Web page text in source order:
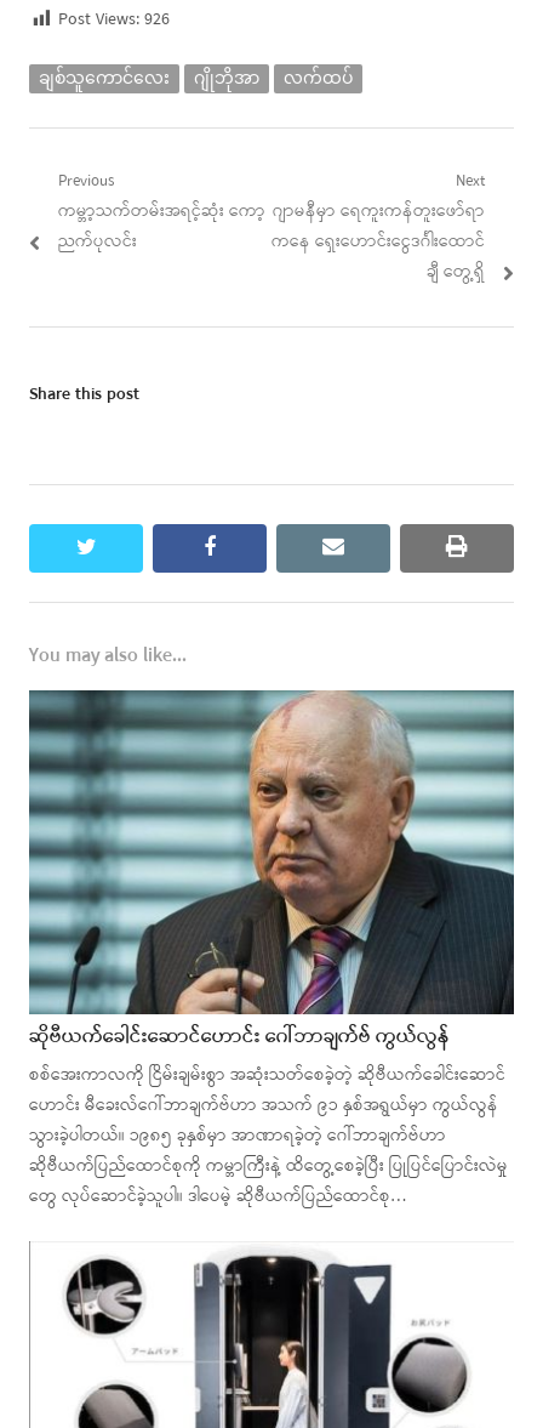
Post Views:926
ချစ်သူကောင်လေး ဂျိုဘိုအာ လက်ထပ်
Post
navigation
Previous
Previous
post:
ကမ္ဘာ့သက်တမ်းအရင့်ဆုံး ကော့
ညက်ပုလင်း
Next
Next
post:
ဂျာမနီမှာ ရေကူးကန်တူးဖော်ရာ
ကနေ ရှေးဟောင်းငွေဒင်္ဂါးထောင်
ချီ တွေ့ရှိ
Share this post
twitter facebook email print
You may also like...
ဆိုဗီယက်ခေါင်းဆောင်ဟောင်း ဂေါ်ဘာချက်ဗ် ကွယ်လွန်
စစ်အေးကာလကို ငြိမ်းချမ်းစွာ အဆုံးသတ်စေခဲ့တဲ့ ဆိုဗီယက်ခေါင်းဆောင်
ဟောင်း မီခေးလ်ဂေါ်ဘာချက်ဗ်ဟာ အသက် ၉၁ နှစ်အရွယ်မှာ ကွယ်လွန်
သွားခဲ့ပါတယ်။ ၁၉၈၅ ခုနှစ်မှာ အာဏာရခဲ့တဲ့ ဂေါ်ဘာချက်ဗ်ဟာ
ဆိုဗီယက်ပြည်ထောင်စုကို ကမ္ဘာကြီးနဲ့ ထိတွေ့စေခဲ့ပြီး ပြုပြင်ပြောင်းလဲမှု
တွေ လုပ်ဆောင်ခဲ့သူပါ။ ဒါပေမဲ့ ဆိုဗီယက်ပြည်ထောင်စု…